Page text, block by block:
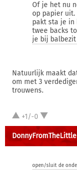
Of je het nu
op papier uit.
pakt sta je in
twee backs
je bij balbezit
Natuurlijk maakt
om met 3
trouwens.
+1/-0
open/sluit de